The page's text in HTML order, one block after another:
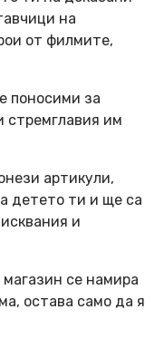
на
от филмите,
поносими за
стремглавия им
артикули,
детето ти и ще са
и
се намира
остава само да я